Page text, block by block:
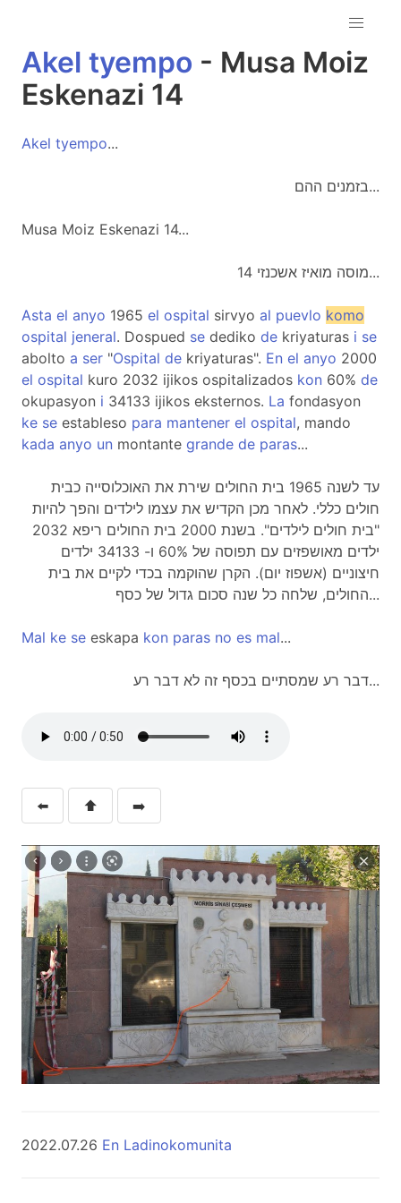
Akel tyempo - Musa Moiz
Eskenazi 14
Akel tyempo...
בזמנים ההם...
Musa Moiz Eskenazi 14...
מוסה מואיז אשכנזי 14...
Asta el anyo 1965 el ospital sirvyo al puevlo komo
ospital jeneral. Dospued se dediko de kriyaturas i se
abolto a ser "Ospital de kriyaturas". En el anyo 2000
el ospital kuro 2032 ijikos ospitalizados kon 60% de
okupasyon i 34133 ijikos eksternos. La fondasyon
ke se estableso para mantener el ospital, mando
kada anyo un montante grande de paras...
עד לשנה 1965 בית החולים שירת את האוכלוסייה כבית
חולים כללי. לאחר מכן הקדיש את עצמו לילדים והפך להיות
"בית חולים לילדים". בשנת 2000 בית החולים ריפא 2032
ילדים מאושפזים עם תפוסה של 60% ו- 34133 ילדים
חיצוניים (אשפוז יום). הקרן שהוקמה בכדי לקיים את בית
החולים, שלחה כל שנה סכום גדול של כסף...
Mal ke se eskapa kon paras no es mal...
דבר רע שמסתיים בכסף זה לא דבר רע...
⬅️ ⬆️ ➡️
2022.07.26 En Ladinokomunita